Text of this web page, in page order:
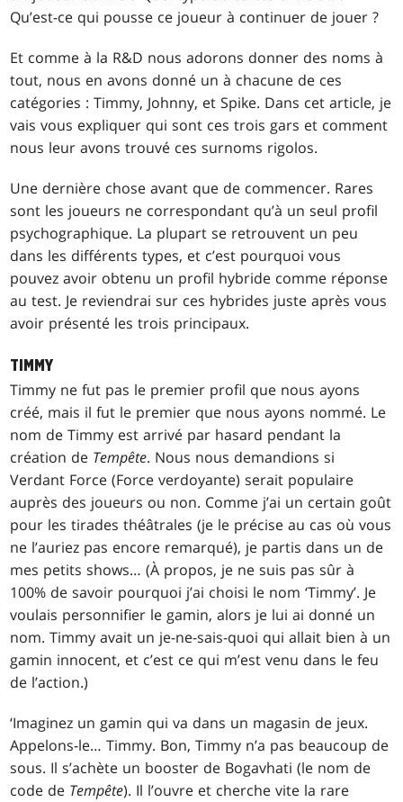
Qu’est-ce qui pousse ce joueur à continuer de jouer ?
Et comme à la R&D nous adorons donner des noms à
tout, nous en avons donné un à chacune de ces
catégories : Timmy, Johnny, et Spike. Dans cet article, je
vais vous expliquer qui sont ces trois gars et comment
nous leur avons trouvé ces surnoms rigolos.
Une dernière chose avant que de commencer. Rares
sont les joueurs ne correspondant qu’à un seul profil
psychographique. La plupart se retrouvent un peu
dans les différents types, et c’est pourquoi vous
pouvez avoir obtenu un profil hybride comme réponse
au test. Je reviendrai sur ces hybrides juste après vous
avoir présenté les trois principaux.
TIMMY
Timmy ne fut pas le premier profil que nous ayons
créé, mais il fut le premier que nous ayons nommé. Le
nom de Timmy est arrivé par hasard pendant la
création de Tempête. Nous nous demandions si
Verdant Force (Force verdoyante) serait populaire
auprès des joueurs ou non. Comme j’ai un certain goût
pour les tirades théâtrales (je le précise au cas où vous
ne l’auriez pas encore remarqué), je partis dans un de
mes petits shows… (À propos, je ne suis pas sûr à
100% de savoir pourquoi j’ai choisi le nom ‘Timmy’. Je
voulais personnifier le gamin, alors je lui ai donné un
nom. Timmy avait un je-ne-sais-quoi qui allait bien à un
gamin innocent, et c’est ce qui m’est venu dans le feu
de l’action.)
‘Imaginez un gamin qui va dans un magasin de jeux.
Appelons-le… Timmy. Bon, Timmy n’a pas beaucoup de
sous. Il s’achète un booster de Bogavhati (le nom de
code de Tempête). Il l’ouvre et cherche vite la rare